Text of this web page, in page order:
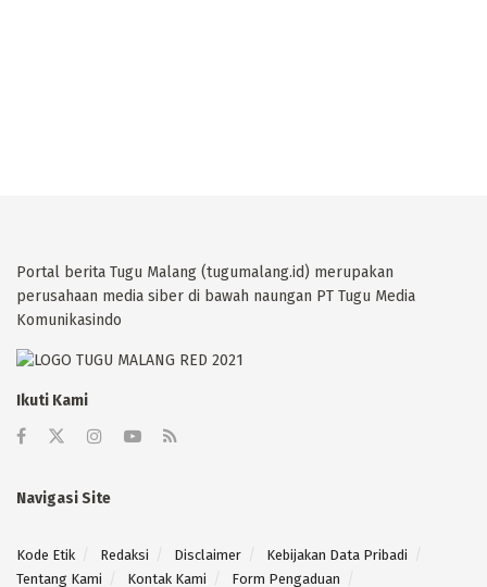
Portal berita Tugu Malang (tugumalang.id) merupakan
perusahaan media siber di bawah naungan PT Tugu Media
Komunikasindo
Ikuti Kami
Navigasi Site
Kode Etik Redaksi Disclaimer
Kebijakan Data Pribadi
Tentang Kami
Kontak Kami Form Pengaduan